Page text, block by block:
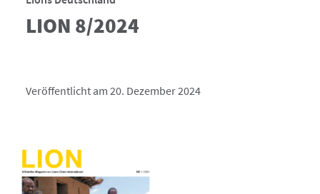
LION 8/2024
Veröffentlicht am 20. Dezember 2024